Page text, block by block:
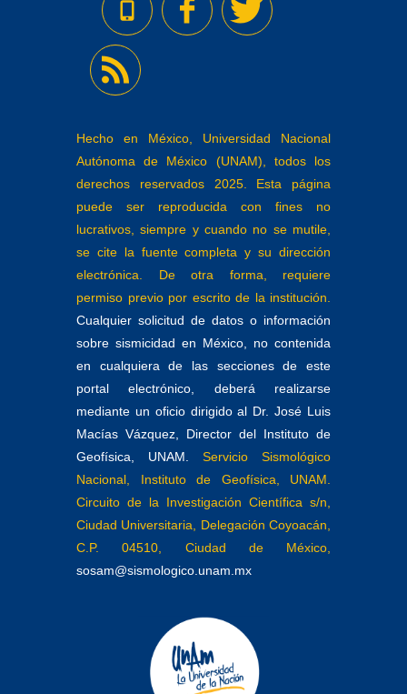
Hecho en México, Universidad Nacional
Autónoma de México (UNAM), todos los
derechos reservados 2025. Esta página
puede ser reproducida con fines no
lucrativos, siempre y cuando no se mutile,
se cite la fuente completa y su dirección
electrónica. De otra forma, requiere
permiso previo por escrito de la institución.
Cualquier solicitud de datos o información
sobre sismicidad en México, no contenida
en cualquiera de las secciones de este
portal electrónico, deberá realizarse
mediante un oficio dirigido al Dr. José Luis
Macías Vázquez, Director del Instituto de
Geofísica, UNAM.
Servicio Sismológico
Nacional, Instituto de Geofísica, UNAM.
Circuito de la Investigación Científica s/n,
Ciudad Universitaria, Delegación Coyoacán,
C.P. 04510, Ciudad de México,
sosam@sismologico.unam.mx